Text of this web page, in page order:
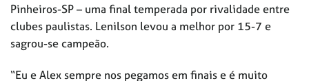
Pinheiros-SP – uma final temperada por rivalidade entre
clubes paulistas. Lenilson levou a melhor por 15-7 e
sagrou-se campeão.
“Eu e Alex sempre nos pegamos em finais e é muito